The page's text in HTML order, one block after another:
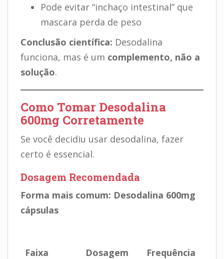
Pode evitar “inchaço intestinal” que
mascara perda de peso
Conclusão científica: Desodalina
funciona, mas é um complemento, não a
solução.
Como Tomar Desodalina
600mg Corretamente
Se você decidiu usar desodalina, fazer
certo é essencial.
Dosagem Recomendada
Forma mais comum: Desodalina 600mg
cápsulas
Faixa
Dosagem
Frequência